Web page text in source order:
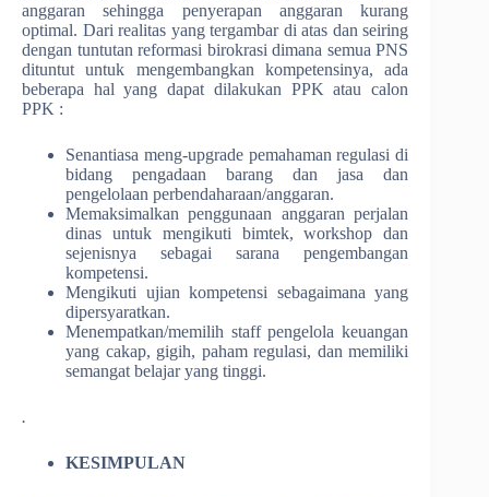
anggaran sehingga penyerapan anggaran kurang
optimal. Dari realitas yang tergambar di atas dan seiring
dengan tuntutan reformasi birokrasi dimana semua PNS
dituntut untuk mengembangkan kompetensinya, ada
beberapa hal yang dapat dilakukan PPK atau calon
PPK :
Senantiasa meng-upgrade pemahaman regulasi di
bidang pengadaan barang dan jasa dan
pengelolaan perbendaharaan/anggaran.
Memaksimalkan penggunaan anggaran perjalan
dinas untuk mengikuti bimtek, workshop dan
sejenisnya sebagai sarana pengembangan
kompetensi.
Mengikuti ujian kompetensi sebagaimana yang
dipersyaratkan.
Menempatkan/memilih staff pengelola keuangan
yang cakap, gigih, paham regulasi, dan memiliki
semangat belajar yang tinggi.
.
KESIMPULAN